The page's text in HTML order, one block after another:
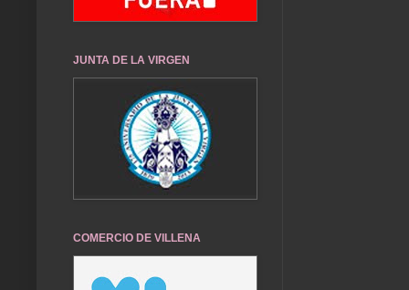
JUNTA DE LA VIRGEN
COMERCIO DE VILLENA